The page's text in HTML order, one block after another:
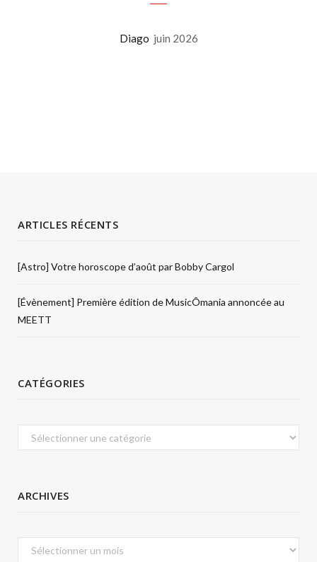
Diago juin 2026
ARTICLES RÉCENTS
[Astro] Votre horoscope d’août par Bobby Cargol
[Évènement] Première édition de MusicÔmania annoncée au
MEETT
CATÉGORIES
Catégories
ARCHIVES
Archives